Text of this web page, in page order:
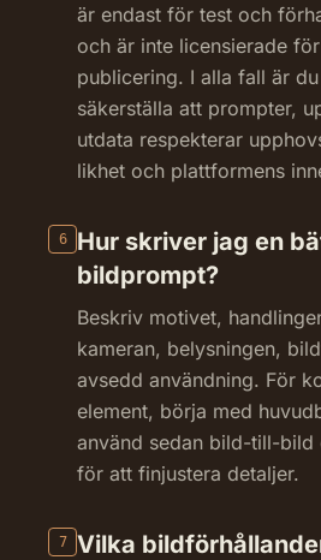
är endast för test och
och är inte licensierade
publicering. I alla fall är
säkerställa att prompter,
utdata respekterar
likhet och plattformens
6
Hur skriver jag en
bildprompt?
Beskriv motivet,
kameran, belysningen,
avsedd användning. För
element, börja med
använd sedan bild-till-bild
för att finjustera detaljer.
7
Vilka